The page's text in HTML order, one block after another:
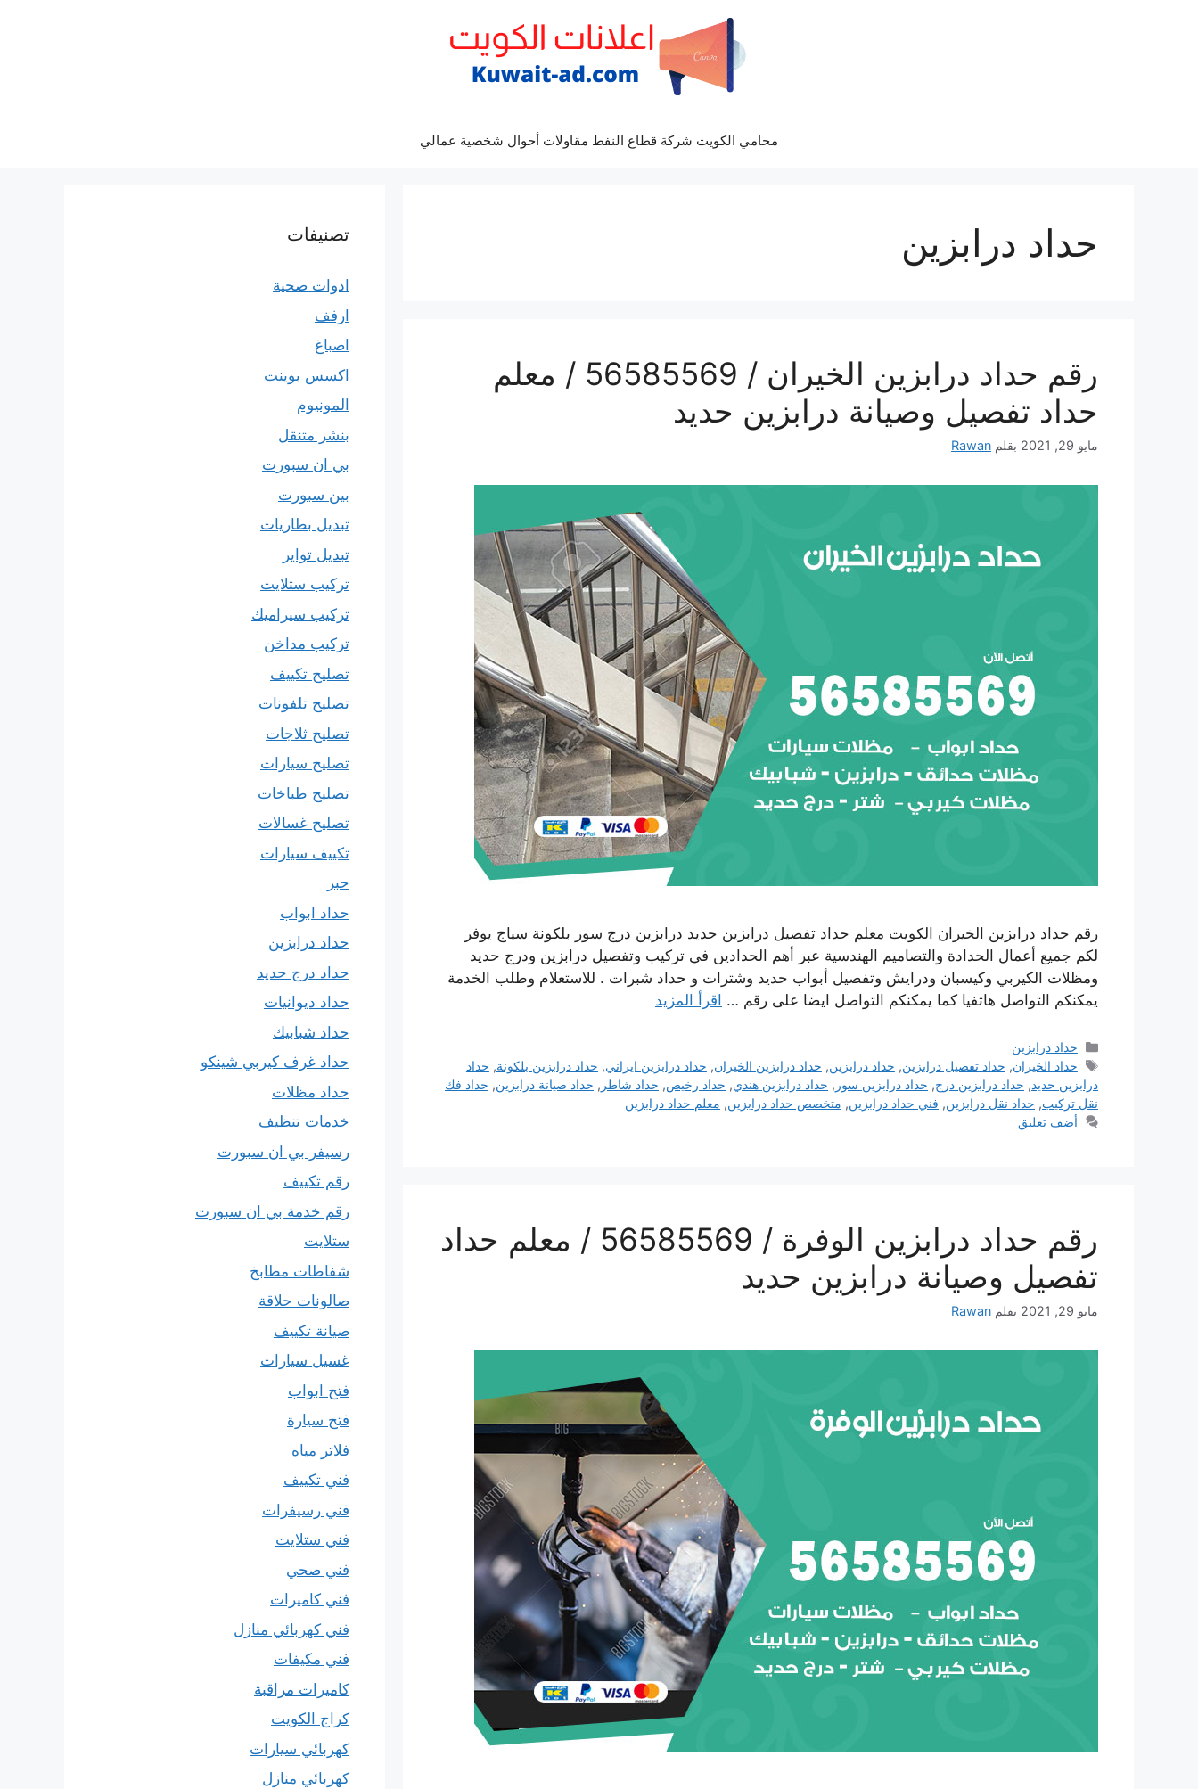
محامي الكويت شركة قطاع النفط مقاولات أحوال شخصية عمالي
حداد درابزين
رقم حداد درابزين الخيران / 56585569 / معلم
حداد تفصيل وصيانة درابزين حديد
مايو 29, 2021 بقلم Rawan
رقم حداد درابزين الخيران الكويت معلم حداد تفصيل درابزين حديد درابزين درج سور بلكونة سياج يوفر
لكم جميع أعمال الحدادة والتصاميم الهندسية عبر أهم الحدادين في تركيب وتفصيل درابزين ودرج حديد
ومظلات الكيربي وكيسبان ودرايش وتفصيل أبواب حديد وشترات و حداد شبرات . للاستعلام وطلب الخدمة
يمكنكم التواصل هاتفيا كما يمكنكم التواصل ايضا على رقم … اقرأ المزيد
التصنيفات
حداد درابزين
الوسوم
حداد الخيران, حداد تفصيل درابزين, حداد درابزين, حداد درابزين الخيران, حداد درابزين ايراني, حداد درابزين بلكونة, حداد
درابزين حديد, حداد درابزين درج, حداد درابزين سور , حداد درابزين هندي, حداد رخيص, حداد شاطر , حداد صيانة درابزين, حداد فك
نقل تركيب, حداد نقل درابزين, فني حداد درابزين, متخصص حداد درابزين, معلم حداد درابزين
أضف تعليق
رقم حداد درابزين الوفرة / 56585569 / معلم حداد
تفصيل وصيانة درابزين حديد
مايو 29, 2021 بقلم Rawan
تصنيفات
ادوات صحية
ارفف
اصباغ
اكسس بوينت
المونيوم
بنشر متنقل
بي ان سبورت
بين سبورت
تبديل بطاريات
تبديل تواير
تركيب ستلايت
تركيب سيراميك
تركيب مداخن
تصليح تكييف
تصليح تلفونات
تصليح ثلاجات
تصليح سيارات
تصليح طباخات
تصليح غسالات
تكييف سيارات
حبر
حداد ابواب
حداد درابزين
حداد درج حديد
حداد ديوانيات
حداد شبابيك
حداد غرف كيربي شينكو
حداد مظلات
خدمات تنظيف
رسيفر بي ان سبورت
رقم تكييف
رقم خدمة بي ان سبورت
ستلايت
شفاطات مطابخ
صالونات حلاقة
صيانة تكييف
غسيل سيارات
فتح ابواب
فتح سيارة
فلاتر مياه
فني تكييف
فني رسيفرات
فني ستلايت
فني صحي
فني كاميرات
فني كهربائي منازل
فني مكيفات
كاميرات مراقبة
كراج الكويت
كهربائي سيارات
كهربائي منازل